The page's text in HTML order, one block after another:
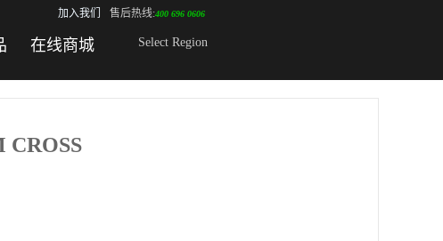
在线商城 Select Region
加入我们 售后热线:400 696 0606
CROSS